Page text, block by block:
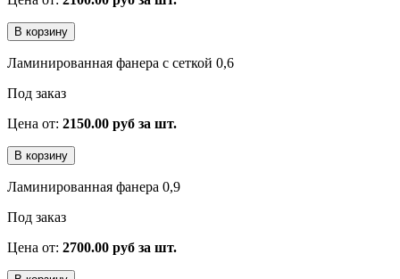
Ламинированная фанера с сеткой 0,6
Под заказ
Цена от: 2150.00 руб за шт.
Ламинированная фанера 0,9
Под заказ
Цена от: 2700.00 руб за шт.